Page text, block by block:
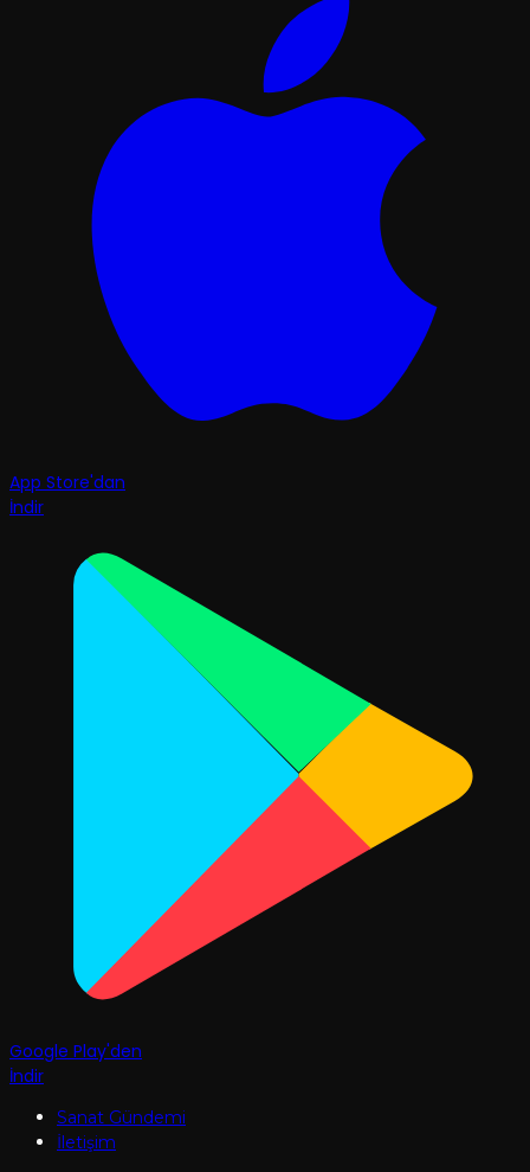
App Store'dan
İndir
Google Play'den
İndir
Sanat Gündemi
İletişim